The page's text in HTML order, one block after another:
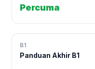
Percuma
B1
Panduan Akhir B1